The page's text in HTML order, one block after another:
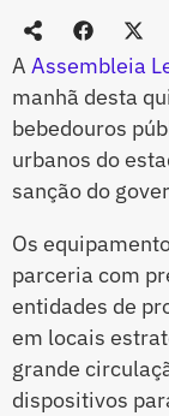
A Assembleia
manhã desta
bebedouros
urbanos do
sanção do
Os
parceria com
entidades de
em locais
grande
dispositivos